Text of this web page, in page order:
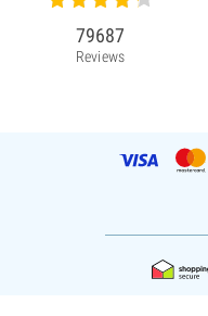
79687
Reviews